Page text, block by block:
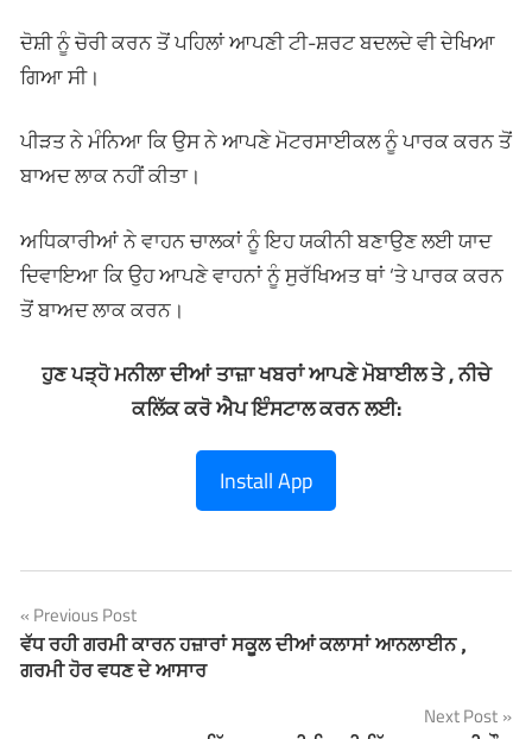
ਦੋਸ਼ੀ ਨੂੰ ਚੋਰੀ ਕਰਨ ਤੋਂ ਪਹਿਲਾਂ ਆਪਣੀ ਟੀ-ਸ਼ਰਟ ਬਦਲਦੇ ਵੀ ਦੇਖਿਆ
ਗਿਆ ਸੀ।
ਪੀੜਤ ਨੇ ਮੰਨਿਆ ਕਿ ਉਸ ਨੇ ਆਪਣੇ ਮੋਟਰਸਾਈਕਲ ਨੂੰ ਪਾਰਕ ਕਰਨ ਤੋਂ
ਬਾਅਦ ਲਾਕ ਨਹੀਂ ਕੀਤਾ।
ਅਧਿਕਾਰੀਆਂ ਨੇ ਵਾਹਨ ਚਾਲਕਾਂ ਨੂੰ ਇਹ ਯਕੀਨੀ ਬਣਾਉਣ ਲਈ ਯਾਦ
ਦਿਵਾਇਆ ਕਿ ਉਹ ਆਪਣੇ ਵਾਹਨਾਂ ਨੂੰ ਸੁਰੱਖਿਅਤ ਥਾਂ ‘ਤੇ ਪਾਰਕ ਕਰਨ
ਤੋਂ ਬਾਅਦ ਲਾਕ ਕਰਨ।
ਹੁਣ ਪੜ੍ਹੋ ਮਨੀਲਾ ਦੀਆਂ ਤਾਜ਼ਾ ਖਬਰਾਂ ਆਪਣੇ ਮੋਬਾਈਲ ਤੇ , ਨੀਚੇ
ਕਲਿੱਕ ਕਰੋ ਐਪ ਇੰਸਟਾਲ ਕਰਨ ਲਈ:
Install App
Post
navigation
Previous Post
ਵੱਧ ਰਹੀ ਗਰਮੀ ਕਾਰਨ ਹਜ਼ਾਰਾਂ ਸਕੂਲ ਦੀਆਂ ਕਲਾਸਾਂ ਆਨਲਾਈਨ ,
ਗਰਮੀ ਹੋਰ ਵਧਣ ਦੇ ਆਸਾਰ
Next Post